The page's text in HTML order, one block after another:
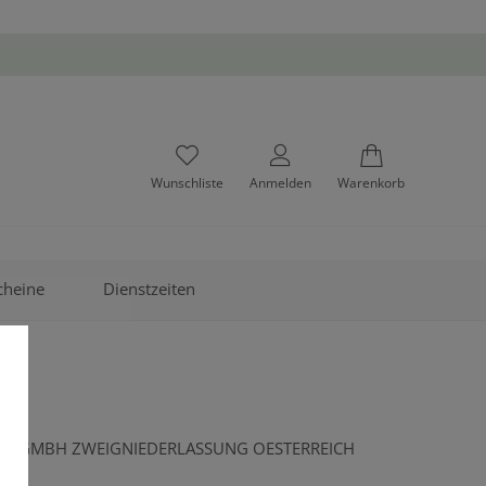
Wunschliste Anmelden Warenkorb
Dienstzeiten
ZWEIGNIEDERLASSUNG OESTERREICH